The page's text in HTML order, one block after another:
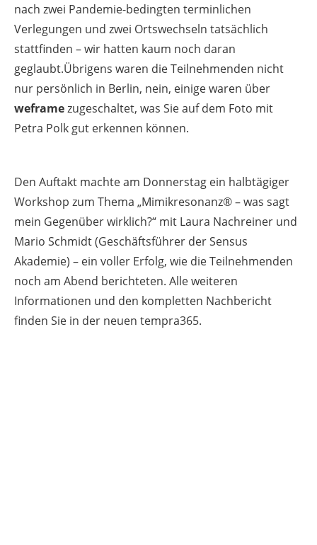
nach zwei Pandemie-bedingten terminlichen
Verlegungen und zwei Ortswechseln tatsächlich
stattfinden – wir hatten kaum noch daran
geglaubt.Übrigens waren die Teilnehmenden nicht
nur persönlich in Berlin, nein, einige waren über
weframezugeschaltet, was Sie auf dem Foto mit
Petra Polk gut erkennen können.
Den Auftakt machte am Donnerstag ein halbtägiger
Workshop zum Thema „Mimikresonanz® – was sagt
mein Gegenüber wirklich?“ mit Laura Nachreiner und
Mario Schmidt (Geschäftsführer der Sensus
Akademie) – ein voller Erfolg, wie die Teilnehmenden
noch am Abend berichteten. Alle weiteren
Informationen und den kompletten Nachbericht
finden Sie in der neuen tempra365.